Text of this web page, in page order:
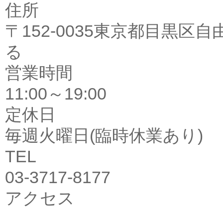
住所
〒152-0035東京都目黒区自
る
営業時間
11:00～19:00
定休日
毎週火曜日(臨時休業あり)
TEL
03-3717-8177
アクセス